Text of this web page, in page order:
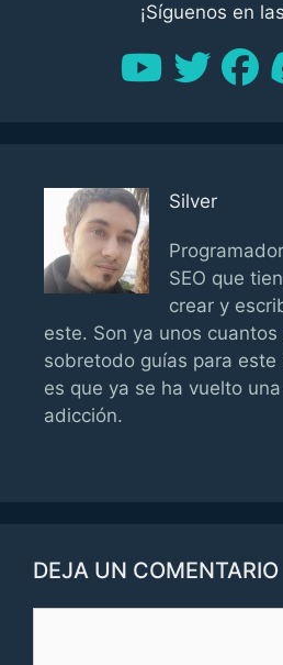
¡Síguenos en
Silver
SEO que
crear y
este. Son ya unos
sobretodo guías para este
es que ya se ha vuelto
adicción.
DEJA UN COMENTARIO